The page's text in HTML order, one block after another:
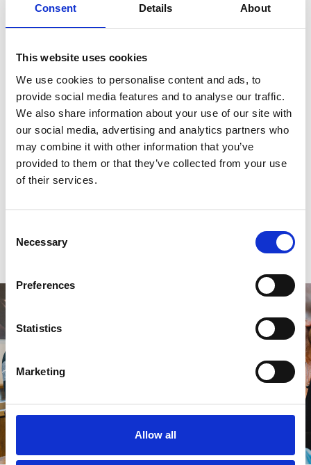
Consent Details About
This website uses cookies
We use cookies to personalise content and ads, to
provide social media features and to analyse our traffic.
We also share information about your use of our site with
our social media, advertising and analytics partners who
may combine it with other information that you’ve
provided to them or that they’ve collected from your use
of their services.
Selection
Necessary
Preferences
Statistics
Marketing
Allow all
Wiedemann Single Dose Hopper
Single dose hopper met deksel van Olijfhout.
Geschikt voor ECM molens.
Reviews
sterren op basis van beoordelingen